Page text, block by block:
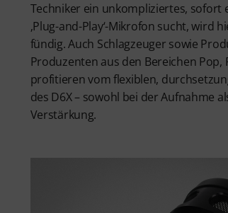
Techniker ein unkompliziertes, sofort
‚Plug-and-Play‘-Mikrofon sucht, wird
fündig. Auch Schlagzeuger sowie
Produzenten aus den Bereichen Pop,
profitieren vom flexiblen,
des D6X – sowohl bei der Aufnahme
Verstärkung.